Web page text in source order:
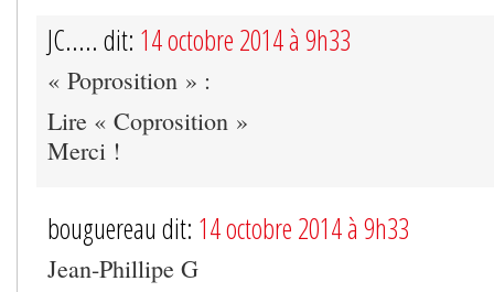
JC..... dit: 14 octobre 2014 à 9h33
« Poprosition » :
Lire « Coprosition »
Merci !
bouguereau dit: 14 octobre 2014 à 9h33
Jean-Phillipe G